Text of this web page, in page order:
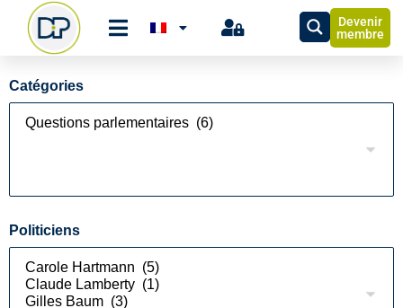
Devenir
membre
Catégories
Politiciens